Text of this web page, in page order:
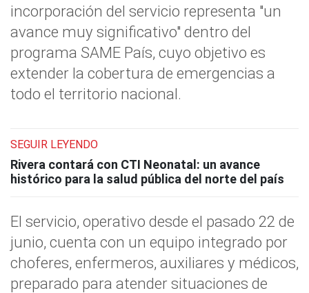
incorporación del servicio representa "un
avance muy significativo" dentro del
programa SAME País, cuyo objetivo es
extender la cobertura de emergencias a
todo el territorio nacional.
SEGUIR LEYENDO
Rivera contará con CTI Neonatal: un avance
histórico para la salud pública del norte del país
El servicio, operativo desde el pasado 22 de
junio, cuenta con un equipo integrado por
choferes, enfermeros, auxiliares y médicos,
preparado para atender situaciones de